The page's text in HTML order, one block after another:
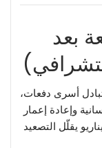
بعد
أسرى دفعات،
وإعادة إعمار
يقلّل التصعيد